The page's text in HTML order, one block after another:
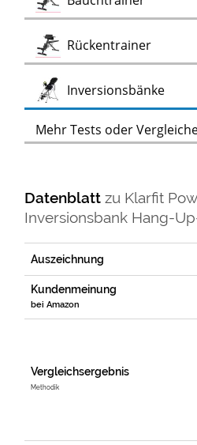
RückentrainerTest
InversionsbänkeTest
Mehr Tests oder
Datenblattzu Klarfit
Inversionsbank Hang-
Auszeichnung
Kundenmeinung
bei Amazon
Vergleichsergebnis
Methodik